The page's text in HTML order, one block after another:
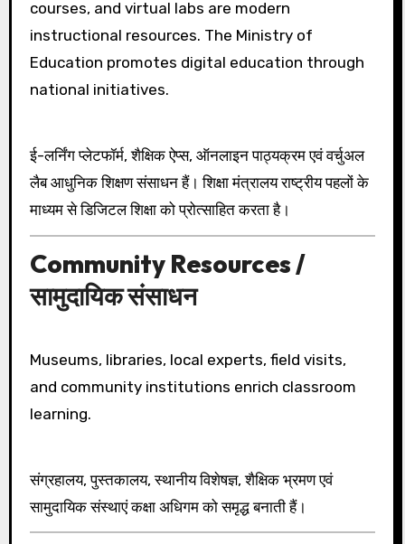
courses, and virtual labs are modern
instructional resources. The Ministry of
Education promotes digital education through
national initiatives.
ई-लर्निंग प्लेटफॉर्म, शैक्षिक ऐप्स, ऑनलाइन पाठ्यक्रम एवं वर्चुअल
लैब आधुनिक शिक्षण संसाधन हैं। शिक्षा मंत्रालय राष्ट्रीय पहलों के
माध्यम से डिजिटल शिक्षा को प्रोत्साहित करता है।
Community Resources /
सामुदायिक संसाधन
Museums, libraries, local experts, field visits,
and community institutions enrich classroom
learning.
संग्रहालय, पुस्तकालय, स्थानीय विशेषज्ञ, शैक्षिक भ्रमण एवं
सामुदायिक संस्थाएं कक्षा अधिगम को समृद्ध बनाती हैं।